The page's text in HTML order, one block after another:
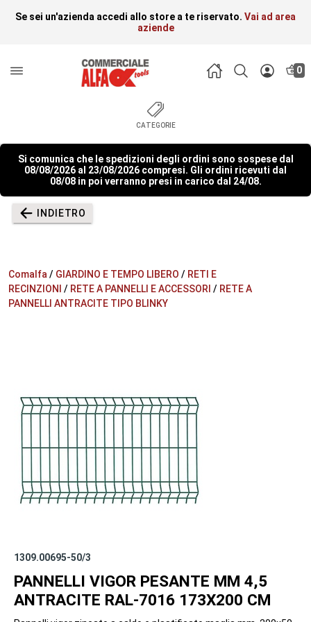
Se sei un'azienda accedi allo store a te riservato. Vai ad area
aziende
0
CATEGORIE
Si comunica che le spedizioni degli ordini sono sospese dal
08/08/2026 al 23/08/2026 compresi. Gli ordini ricevuti dal
08/08 in poi verranno presi in carico dal 24/08.
INDIETRO
Comalfa / GIARDINO E TEMPO LIBERO / RETI E
RECINZIONI / RETE A PANNELLI E ACCESSORI / RETE A
PANNELLI ANTRACITE TIPO BLINKY
1309.00695-50/3
PANNELLI VIGOR PESANTE MM 4,5
ANTRACITE RAL-7016 173X200 CM